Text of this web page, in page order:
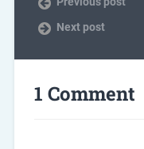
Next post
1 Comment